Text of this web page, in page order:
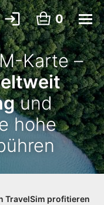
0
Karte –
und
hohe
TravelSim profitieren